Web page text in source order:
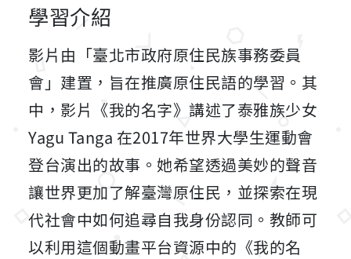
學習介紹
影片由「臺北市政府原住民族事務委員
會」建置，旨在推廣原住民語的學習。其
中，影片《我的名字》講述了泰雅族少女
Yagu Tanga 在2017年世界大學生運動會
登台演出的故事。她希望透過美妙的聲音
讓世界更加了解臺灣原住民，並探索在現
代社會中如何追尋自我身份認同。教師可
以利用這個動畫平台資源中的《我的名